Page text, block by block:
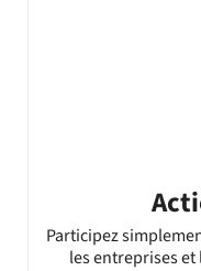
Participez
les entreprises